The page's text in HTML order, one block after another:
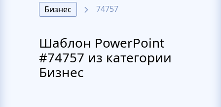
Бизнес
74757
Шаблон PowerPoint
#74757 из категории
Бизнес